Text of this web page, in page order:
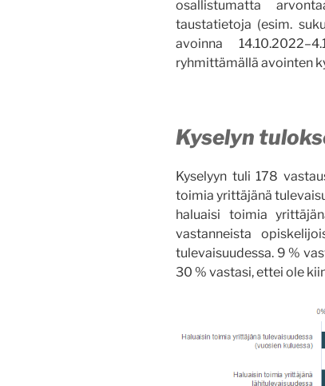
osallistumatta
taustatietoja (esim.
avoinna
ryhmittämällä avointen
Kyselyn
Kyselyyn tuli 178
toimia yrittäjänä
haluaisi toimia
vastanneista
tulevaisuudessa. 9 %
30 % vastasi, ettei ole